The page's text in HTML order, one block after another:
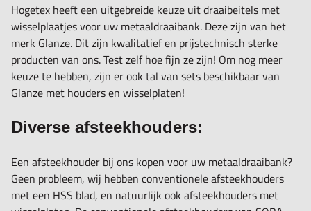
Hogetex heeft een uitgebreide keuze uit draaibeitels met
wisselplaatjes voor uw metaaldraaibank. Deze zijn van het
merk Glanze. Dit zijn kwalitatief en prijstechnisch sterke
producten van ons. Test zelf hoe fijn ze zijn! Om nog meer
keuze te hebben, zijn er ook tal van sets beschikbaar van
Glanze met houders en wisselplaten!
Diverse afsteekhouders:
Een afsteekhouder bij ons kopen voor uw metaaldraaibank?
Geen probleem, wij hebben conventionele afsteekhouders
met een HSS blad, en natuurlijk ook afsteekhouders met